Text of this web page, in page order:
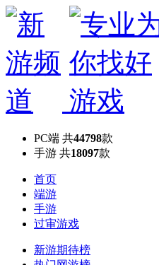
PC端 共44798款
手游 共18097款
首页
端游
手游
过审游戏
新游期待榜